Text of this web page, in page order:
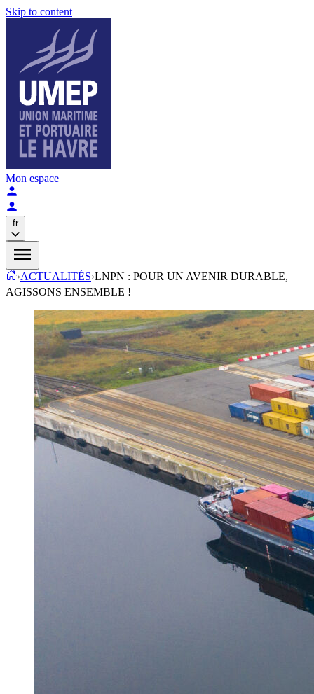
Skip to content
Mon espace
fr
›ACTUALITÉS›LNPN : POUR UN AVENIR DURABLE,
AGISSONS ENSEMBLE !